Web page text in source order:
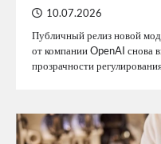
10.07.2026
Публичный релиз новой
от компании OpenAI снова
прозрачности